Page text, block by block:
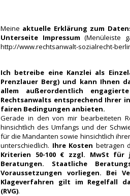
Meine aktuelle Erklärung zum
Unterseite Impressum (Menüleiste
http://www.rechtsanwalt-sozialrecht-
Ich betreibe eine Kanzlei als
Prenzlauer Berg) und kann Ihnen
allem außerordentlich
Rechtsanwalts entsprechend Ihrer
fairen Bedingungen anbieten.
Gerade in den von mir bearbeiteten
hinsichtlich des Umfangs und der
für die Mandanten sowie hinsichtlich
unterschiedlich. Ihre Kosten betragen
Kriterien 50-100 € zzgl. MwSt
Beratungen. Staatliche
Voraussetzungen vorliegen. Bei
Klageverfahren gilt im Regelfall
(RVG).